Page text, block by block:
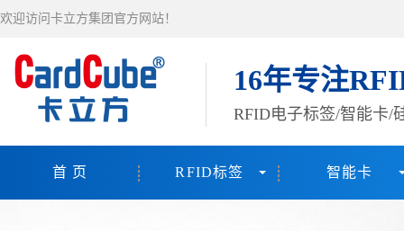
欢迎访问卡立方集团官方网站！
16年专注
RFID电子标签/智能卡/
首 页 RFID标签 智能卡